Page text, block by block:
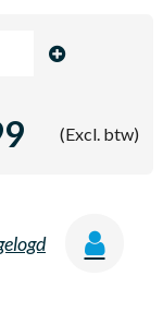
(Excl. btw)